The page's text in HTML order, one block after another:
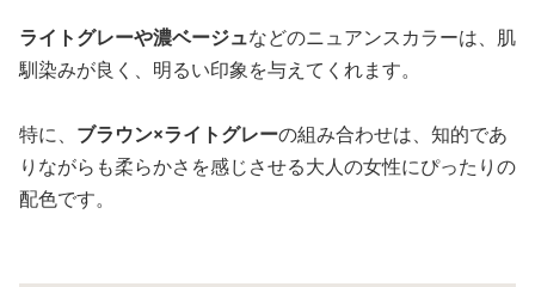
ライトグレーや濃ベージュなどのニュアンスカラーは、肌
馴染みが良く、明るい印象を与えてくれます。
特に、 ブラウン×ライトグレーの組み合わせは、知的であ
りながらも柔らかさを感じさせる大人の女性にぴったりの
配色です。